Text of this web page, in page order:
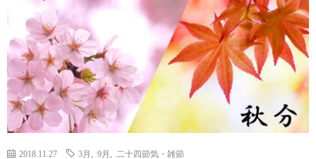
2018.11.27 3月 9月 二十四節気・雑節